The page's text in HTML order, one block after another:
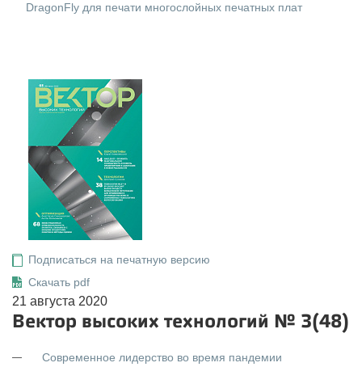
DragonFly для печати многослойных печатных плат
Подписаться на печатную версию
Скачать pdf
21 августа 2020
Вектор высоких технологий № 3(48)
Современное лидерство во время пандемии